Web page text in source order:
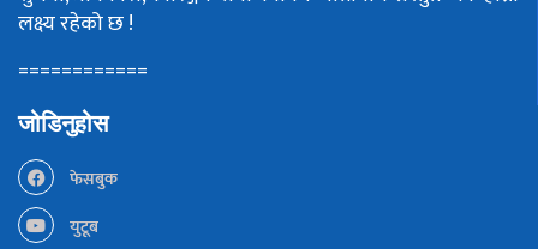
लक्ष्य रहेको छ !
============
जोडिनुहोस
फेसबुक
युटूब